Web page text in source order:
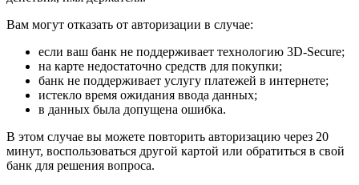
Вам могут отказать от авторизации в случае:
если ваш банк не поддерживает технологию 3D-Secure;
на карте недостаточно средств для покупки;
банк не поддерживает услугу платежей в интернете;
истекло время ожидания ввода данных;
в данных была допущена ошибка.
В этом случае вы можете повторить авторизацию через 20
минут, воспользоваться другой картой или обратиться в свой
банк для решения вопроса.